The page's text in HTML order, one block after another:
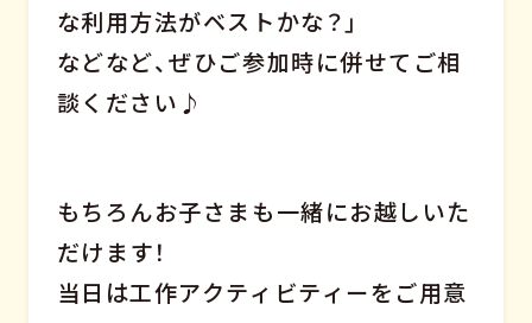
な利用方法がベストかな？」
などなど、ぜひご参加時に併せてご相
談ください♪
もちろんお子さまも一緒にお越しいた
だけます！
当日は工作アクティビティーをご用意